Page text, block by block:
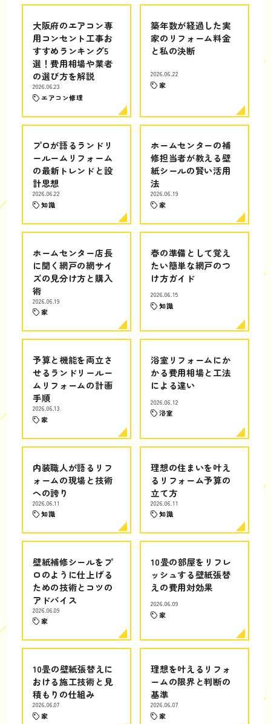
大阪府のエアコン専
用コンセント工事お
すすめランキング5
選！費用相場や業者
の選び方を解説
2026.06.23
エアコン修理
築年数が経過した実
家のリフォーム料金
と私の決断
2026.06.22
家
プロが語るランドリ
ールームリフォーム
の最新トレンドと設
計思想
2026.06.22
知識
ホームセンターの補
修担当者が教える壁
紙シールの賢い活用
法
2026.06.19
家
ホームセンター店長
に聞く網戸の網サイ
ズの見分け方と購入
術
2026.06.19
家
春の準備として覚え
たい簡単な網戸のつ
け方ガイド
2026.06.15
知識
予算と機能を両立さ
せるランドリールー
ムリフォームの計画
手順
2026.06.13
家
浴室リフォームにか
かる費用相場と工法
による違い
2026.06.12
浴室
内装職人が語るリフ
ォームの現場と技術
への誇り
2026.06.11
知識
理想の住まいを叶え
るリフォーム予算の
立て方
2026.06.11
知識
壁紙補修シールをプ
ロのように仕上げる
ための技術とコツの
アドバイス
2026.06.09
家
10畳の部屋をリフレ
ッシュする壁紙張替
えの費用対効果
2026.06.09
家
10畳の壁紙張替えに
おける施工技術と見
積もりの仕組み
2026.06.07
家
理想を叶えるリフォ
ームの限界と判断の
基準
2026.06.07
家